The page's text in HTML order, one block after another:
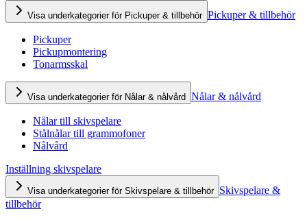
Visa underkategorier för Pickuper & tillbehör Pickuper & tillbehör
Pickuper
Pickupmontering
Tonarmsskal
Visa underkategorier för Nålar & nålvård Nålar & nålvård
Nålar till skivspelare
Stålnålar till grammofoner
Nålvård
Inställning skivspelare
Visa underkategorier för Skivspelare & tillbehör Skivspelare &
tillbehör